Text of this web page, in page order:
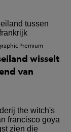
Premium
wisselt
van